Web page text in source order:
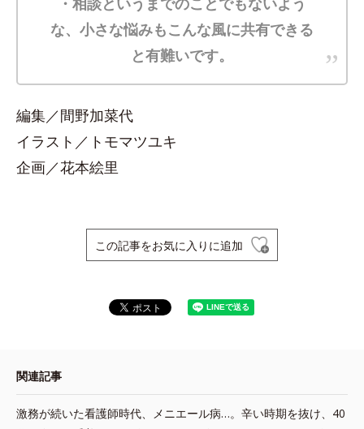
な、小さな悩みもこんな風に共有できる
と有難いです。
編集／間野加菜代
イラスト／トモマツユキ
企画／花本絵里
この記事をお気に入りに追加
関連記事
激務が続いた看護師時代、メニエール病…。辛い時期を抜け、40